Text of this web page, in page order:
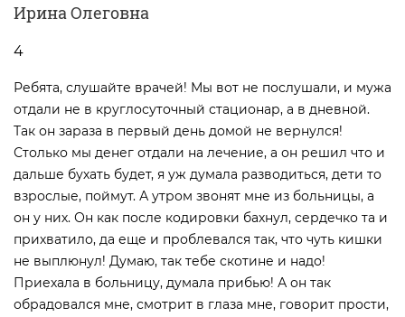
Ирина Олеговна
4
Ребята, слушайте врачей! Мы вот не послушали, и мужа
отдали не в круглосуточный стационар, а в дневной.
Так он зараза в первый день домой не вернулся!
Столько мы денег отдали на лечение, а он решил что и
дальше бухать будет, я уж думала разводиться, дети то
взрослые, поймут. А утром звонят мне из больницы, а
он у них. Он как после кодировки бахнул, сердечко та и
прихватило, да еще и проблевался так, что чуть кишки
не выплюнул! Думаю, так тебе скотине и надо!
Приехала в больницу, думала прибью! А он так
обрадовался мне, смотрит в глаза мне, говорит прости,